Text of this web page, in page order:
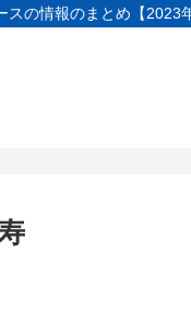
の情報のまとめ【2023